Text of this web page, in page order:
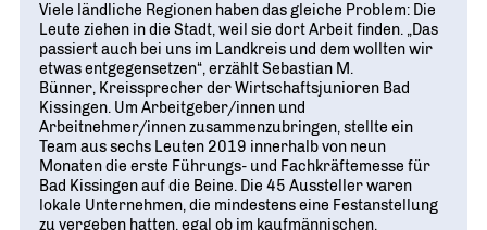
Viele ländliche Regionen haben das gleiche Problem: Die
Leute ziehen in die Stadt, weil sie dort Arbeit finden. „Das
passiert auch bei uns im Landkreis und dem wollten wir
etwas entgegensetzen“, erzählt Sebastian M.
Bünner, Kreissprecher der Wirtschaftsjunioren Bad
Kissingen. Um Arbeitgeber/innen und
Arbeitnehmer/innen zusammenzubringen, stellte ein
Team aus sechs Leuten 2019 innerhalb von neun
Monaten die erste Führungs- und Fachkräftemesse für
Bad Kissingen auf die Beine. Die 45 Aussteller waren
lokale Unternehmen, die mindestens eine Festanstellung
zu vergeben hatten, egal ob im kaufmännischen,